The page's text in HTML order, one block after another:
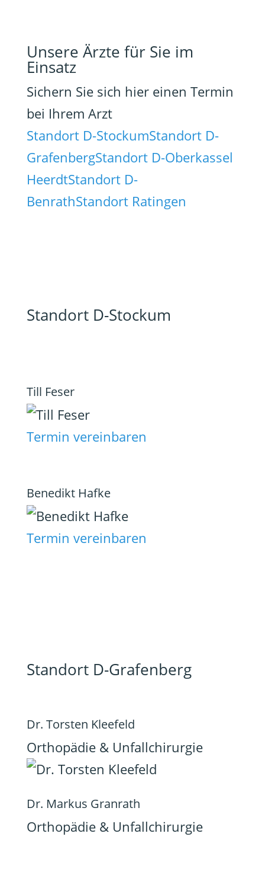
Unsere Ärzte für Sie im
Einsatz
Sichern Sie sich hier einen Termin
bei Ihrem Arzt
Standort D-StockumStandort D-
GrafenbergStandort D-Oberkassel
HeerdtStandort D-
BenrathStandort Ratingen
Standort D-Stockum
Till Feser
Termin vereinbaren
Benedikt Hafke
Termin vereinbaren
Standort D-Grafenberg
Dr. Torsten Kleefeld
Orthopädie & Unfallchirurgie
Dr. Markus Granrath
Orthopädie & Unfallchirurgie